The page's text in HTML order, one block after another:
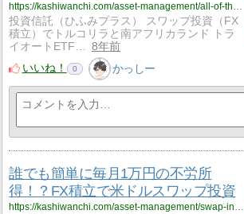
https://kashiwanchi.com/asset-management/all-of-the-operational-report/oct-2018/
投資信託（ひふみプラス） スワップ投資（FX
積立）でトルコリラと南アフリカランド トラ
イオートETF…
8年前
いいね！
0 かっしー
誰でも簡単に毎月1万円の不労所
得！？FX積立で米ドルスワップ投資
https://kashiwanchi.com/asset-management/swap-investment/usd-simulation/